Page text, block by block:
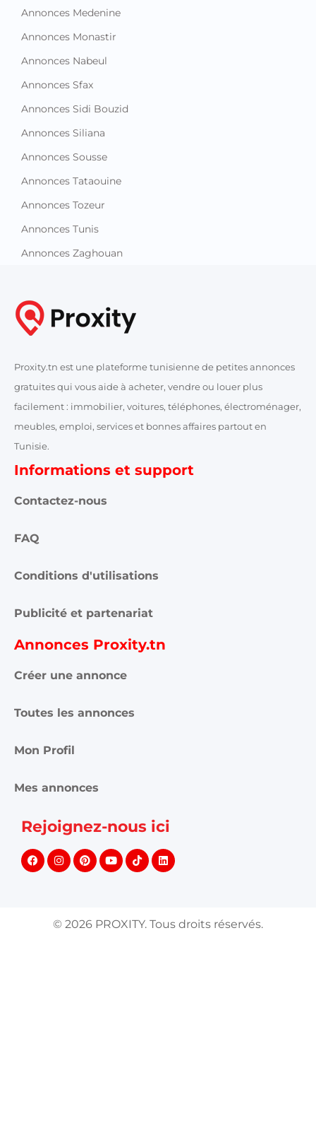
Annonces Medenine
Annonces Monastir
Annonces Nabeul
Annonces Sfax
Annonces Sidi Bouzid
Annonces Siliana
Annonces Sousse
Annonces Tataouine
Annonces Tozeur
Annonces Tunis
Annonces Zaghouan
Proxity.tn est une plateforme tunisienne de petites annonces
gratuites qui vous aide à acheter, vendre ou louer plus
facilement : immobilier, voitures, téléphones, électroménager,
meubles, emploi, services et bonnes affaires partout en
Tunisie.
Informations et support
Contactez-nous
FAQ
Conditions d'utilisations
Publicité et partenariat
Annonces Proxity.tn
Créer une annonce
Toutes les annonces
Mon Profil
Mes annonces
Rejoignez-nous ici
© 2026 PROXITY. Tous droits réservés.